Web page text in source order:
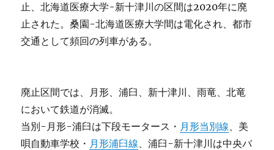
止、北海道医療大学-新十津川の区間は2020年に廃
止された。桑園-北海道医療大学間は電化され、都市
交通として頻回の列車がある。
廃止区間では、月形、浦臼、新十津川、雨竜、北竜
において鉄道が消滅。
当別-月形-浦臼は下段モータース・ 月形当別線、美
唄自動車学校・ 月形浦臼線、浦臼-新十津川は中央バ